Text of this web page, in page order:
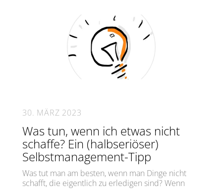
30. MÄRZ 2023
Was tun, wenn ich etwas nicht
schaffe? Ein (halbseriöser)
Selbstmanagement-Tipp
Was tut man am besten, wenn man Dinge nicht
schafft, die eigentlich zu erledigen sind? Wenn